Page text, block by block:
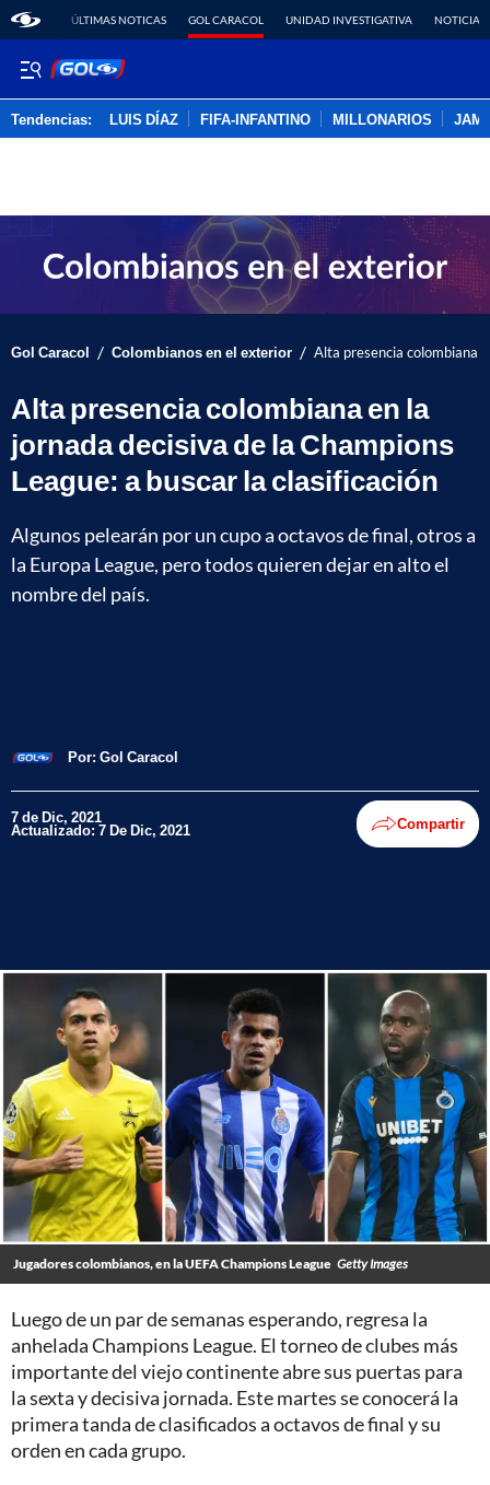
ÚLTIMAS NOTICAS GOL CARACOL UNIDAD INVESTIGATIVA NOTICIAS
Tendencias: LUIS DÍAZ FIFA-INFANTINO MILLONARIOS
Gol Caracol / Colombianos en el exterior / Alta presencia colombiana
Alta presencia colombiana en la
jornada decisiva de la Champions
League: a buscar la clasificación
Algunos pelearán por un cupo a octavos de final, otros a
la Europa League, pero todos quieren dejar en alto el
nombre del país.
Por: Gol Caracol
7 de Dic, 2021
Actualizado: 7 De Dic, 2021 Compartir
Jugadores colombianos, en la UEFA Champions League Getty Images
Luego de un par de semanas esperando, regresa la
anhelada Champions League. El torneo de clubes más
importante del viejo continente abre sus puertas para
la sexta y decisiva jornada. Este martes se conocerá la
primera tanda de clasificados a octavos de final y su
orden en cada grupo.